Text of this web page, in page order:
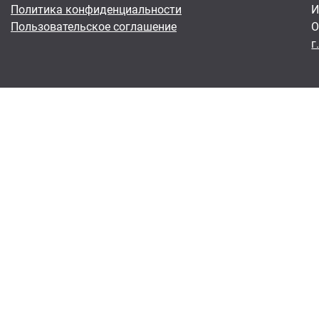
Политика конфиденциальности
Пользовательское соглашение